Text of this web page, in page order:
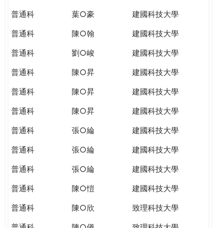
普通科
葉○豪
建國科技大學
普通科
陳○翰
建國科技大學
普通科
劉○峻
建國科技大學
普通科
陳○昇
建國科技大學
普通科
陳○昇
建國科技大學
普通科
陳○昇
建國科技大學
普通科
張○綸
建國科技大學
普通科
張○綸
建國科技大學
普通科
張○綸
建國科技大學
普通科
陳○愷
建國科技大學
普通科
陳○欣
致理科技大學